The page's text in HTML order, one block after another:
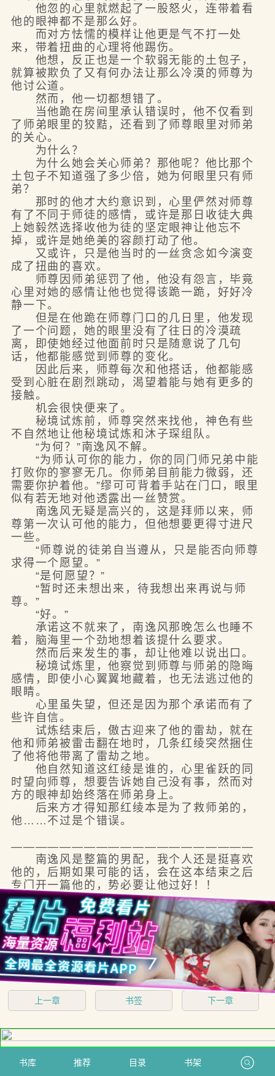
他忽的心里就燃起了一股怒火，连带着看
他的眼神都不是那么好。
而对方怯懦的模样让他更是气不打一处
来，带着扭曲的心理将他踢伤。
他想，反正也是一个软弱无能的土包子，
就算被欺负了又有何办法让那么冷漠的师尊为
他讨公道。
然而，他一切都想错了。
当他跪在房间里承认错误时，他不仅看到
了师弟眼里的狡黠，还看到了师尊眼里对师弟
的关心。
为什么？
为什么她会关心师弟？那他呢？他比那个
土包子不知道强了多少倍，她为何眼里只有师
弟？
那时的他才大约意识到，心里俨然对师尊
有了不同于师徒的感情，或许是那日收徒大典
上她毅然选择收他为徒的坚定眼神让他忘不
掉，或许是她绝美的容颜打动了他。
又或许，只是他当时的一丝贪念如今演变
成了扭曲的喜欢。
师尊因师弟惩罚了他，他没有怨言，毕竟
心里对她的感情让他也觉得该跪一跪，好好冷
静一下。
但是在他跪在师尊门口的几日里，他发现
了一个问题，她的眼里没有了往日的冷漠疏
离，即使她经过他面前时只是随意说了几句
话，他都能感觉到师尊的变化。
因此后来，师尊每次和他搭话，他都能感
受到心脏在剧烈跳动，渴望着能与她有更多的
接触。
机会很快便来了。
秘境试炼前，师尊突然来找他，神色有些
不自然地让他秘境试炼和沐子琛组队。
“为何？”南逸风不解。
“为师认可你的能力，你的同门师兄弟中能
打败你的寥寥无几。你师弟目前能力微弱，还
需要你护着他。”缪可可背着手站在门口，眼里
似有若无地对他透露出一丝赞赏。
南逸风无疑是高兴的，这是拜师以来，师
尊第一次认可他的能力，但他想要更得寸进尺
一些。
“师尊说的徒弟自当遵从，只是能否向师尊
求得一个愿望。”
“是何愿望？”
“暂时还未想出来，待我想出来再说与师
尊。”
“好。”
承诺这不就来了，南逸风那晚怎么也睡不
着，脑海里一个劲地想着该提什么要求。
然而后来发生的事，却让他难以说出口。
秘境试炼里，他察觉到师尊与师弟的隐晦
感情，即使小心翼翼地藏着，也无法逃过他的
眼睛。
心里虽失望，但还是因为那个承诺而有了
些许自信。
试炼结束后，傲古迎来了他的雷劫，就在
他和师弟被雷击翻在地时，几条红绫突然捆住
了他将他带离了雷劫之地。
他自然知道这红绫是谁的，心里雀跃的同
时望向师尊，想要告诉她自己没有事，然而对
方的眼神却始终落在师弟身上。
后来方才得知那红绫本是为了救师弟的，
他……不过是个错误。
————————————————————
南逸风是整篇的男配，我个人还是挺喜欢
他的，后期如果可能的话，会在这本结束之后
专门开一篇他的，势必要让他过好！！
上一章 书签 下一章
书库 推荐 目录 书架